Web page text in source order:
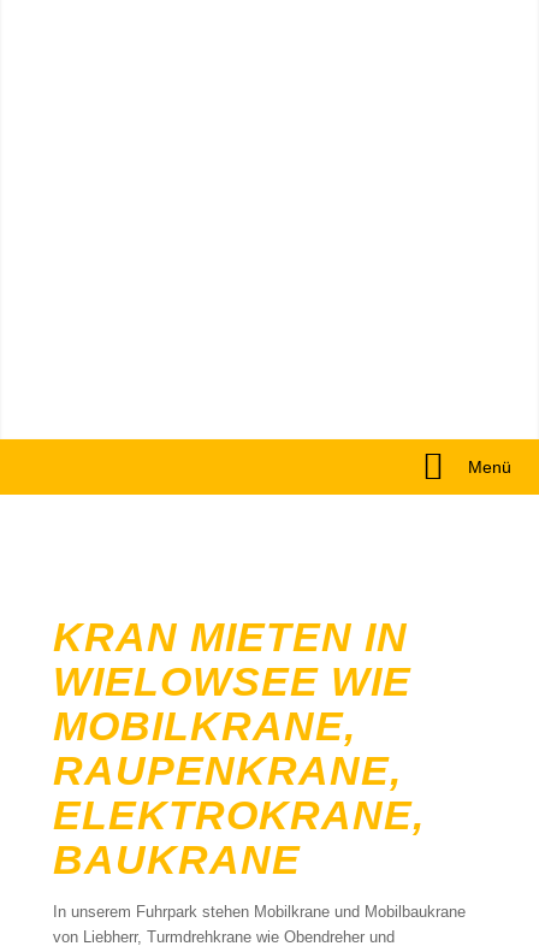
Menü
KRAN MIETEN IN
WIELOWSEE WIE
MOBILKRANE,
RAUPENKRANE,
ELEKTROKRANE,
BAUKRANE
In unserem Fuhrpark stehen Mobilkrane und Mobilbaukrane
von Liebherr, Turmdrehkrane wie Obendreher und